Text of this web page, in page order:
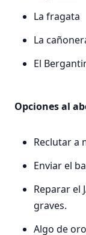
La fragata
La
El
Opciones al
Reclutar a
Enviar el
Reparar el
graves.
Algo de